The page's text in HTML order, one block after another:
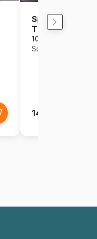
Spider-Man and
The Ultimate
1000 pièces
Schmidt Spiele
14,95€